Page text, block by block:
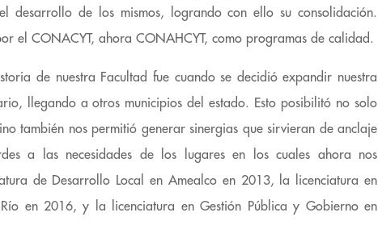
desarrollo de los mismos, logrando con ello su consolidación.
el CONACYT, ahora CONAHCYT, como programas de calidad.
de nuestra Facultad fue cuando se decidió expandir nuestra
llegando a otros municipios del estado. Esto posibilitó no solo
también nos permitió generar sinergias que sirvieran de anclaje
a las necesidades de los lugares en los cuales ahora nos
de Desarrollo Local en Amealco en 2013, la licenciatura en
en 2016, y la licenciatura en Gestión Pública y Gobierno en